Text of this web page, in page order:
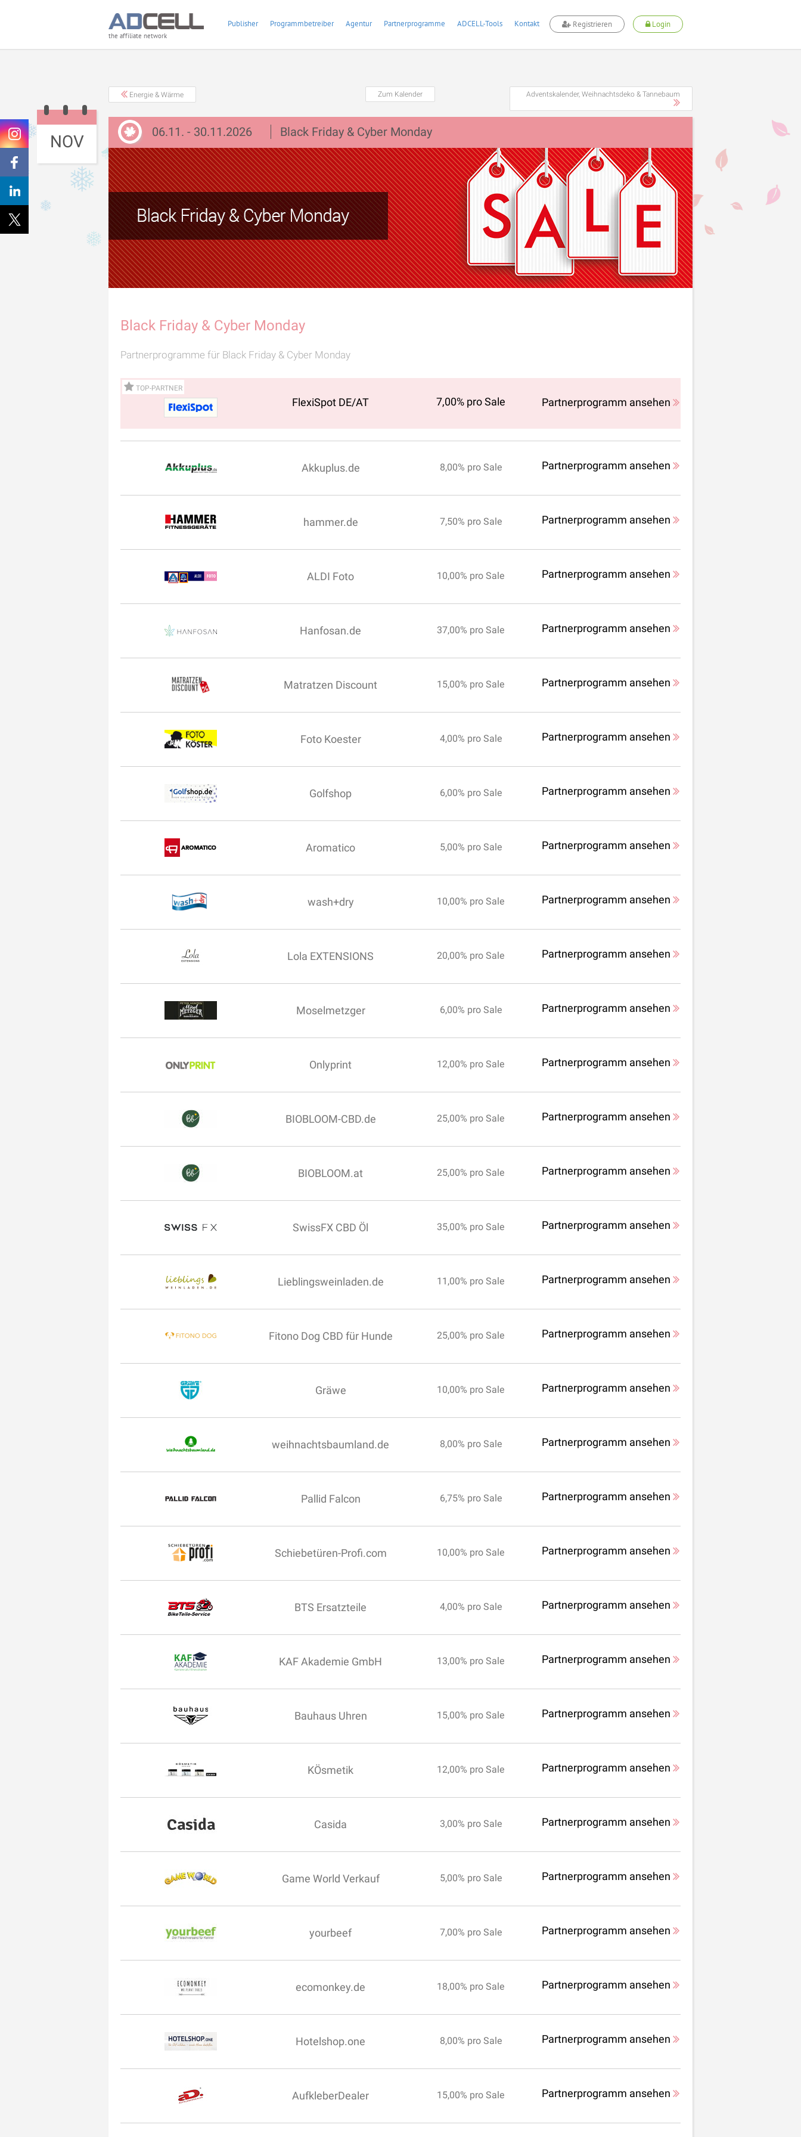
the affiliate network
Publisher Programmbetreiber Agentur Partnerprogramme ADCELL-Tools Kontakt Registrieren Login
NOV
Energie & Wärme Zum Kalender Adventskalender, Weihnachtsdeko & Tannebaum
06.11. - 30.11.2026 Black Friday & Cyber Monday
Black Friday & Cyber Monday
Partnerprogramme für Black Friday & Cyber Monday
TOP-PARTNER
FlexiSpot DE/AT 7,00% pro Sale Partnerprogramm ansehen
Akkuplus.de 8,00% pro Sale Partnerprogramm ansehen
hammer.de 7,50% pro Sale Partnerprogramm ansehen
ALDI Foto 10,00% pro Sale Partnerprogramm ansehen
Hanfosan.de 37,00% pro Sale Partnerprogramm ansehen
Matratzen Discount 15,00% pro Sale Partnerprogramm ansehen
Foto Koester 4,00% pro Sale Partnerprogramm ansehen
Golfshop 6,00% pro Sale Partnerprogramm ansehen
Aromatico 5,00% pro Sale Partnerprogramm ansehen
wash+dry 10,00% pro Sale Partnerprogramm ansehen
Lola EXTENSIONS 20,00% pro Sale Partnerprogramm ansehen
Moselmetzger 6,00% pro Sale Partnerprogramm ansehen
Onlyprint 12,00% pro Sale Partnerprogramm ansehen
BIOBLOOM-CBD.de 25,00% pro Sale Partnerprogramm ansehen
BIOBLOOM.at 25,00% pro Sale Partnerprogramm ansehen
SwissFX CBD Öl 35,00% pro Sale Partnerprogramm ansehen
Lieblingsweinladen.de 11,00% pro Sale Partnerprogramm ansehen
Fitono Dog CBD für Hunde 25,00% pro Sale Partnerprogramm ansehen
Gräwe 10,00% pro Sale Partnerprogramm ansehen
weihnachtsbaumland.de 8,00% pro Sale Partnerprogramm ansehen
Pallid Falcon 6,75% pro Sale Partnerprogramm ansehen
Schiebetüren-Profi.com 10,00% pro Sale Partnerprogramm ansehen
BTS Ersatzteile 4,00% pro Sale Partnerprogramm ansehen
KAF Akademie GmbH 13,00% pro Sale Partnerprogramm ansehen
Bauhaus Uhren 15,00% pro Sale Partnerprogramm ansehen
KÖsmetik 12,00% pro Sale Partnerprogramm ansehen
Casida 3,00% pro Sale Partnerprogramm ansehen
Game World Verkauf 5,00% pro Sale Partnerprogramm ansehen
yourbeef 7,00% pro Sale Partnerprogramm ansehen
ecomonkey.de 18,00% pro Sale Partnerprogramm ansehen
Hotelshop.one 8,00% pro Sale Partnerprogramm ansehen
AufkleberDealer 15,00% pro Sale Partnerprogramm ansehen